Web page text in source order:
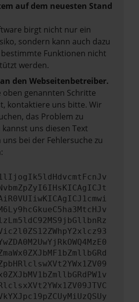
auf dem neuesten Stand
birgt nicht nur ein
sondern kann auch dazu
Funktionen nicht
werden.
den Webseitenbetreiber.
oben genannten Schritte
kontaktiere uns bitte. Wir
das Problem zu
uns diesen Text
uns bei der Fehlersuche zu